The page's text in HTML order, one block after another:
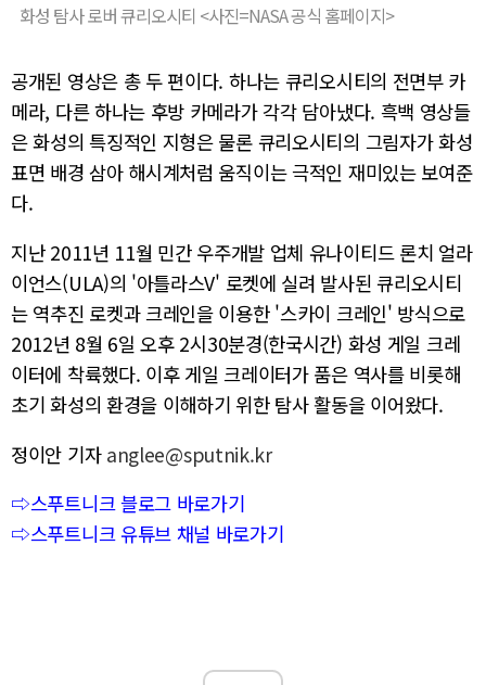
화성 탐사 로버 큐리오시티 <사진=NASA 공식 홈페이지>
공개된 영상은 총 두 편이다. 하나는 큐리오시티의 전면부 카
메라, 다른 하나는 후방 카메라가 각각 담아냈다. 흑백 영상들
은 화성의 특징적인 지형은 물론 큐리오시티의 그림자가 화성
표면 배경 삼아 해시계처럼 움직이는 극적인 재미있는 보여준
다.
지난 2011년 11월 민간 우주개발 업체 유나이티드 론치 얼라
이언스(ULA)의 '아틀라스V' 로켓에 실려 발사된 큐리오시티
는 역추진 로켓과 크레인을 이용한 '스카이 크레인' 방식으로
2012년 8월 6일 오후 2시30분경(한국시간) 화성 게일 크레
이터에 착륙했다. 이후 게일 크레이터가 품은 역사를 비롯해
초기 화성의 환경을 이해하기 위한 탐사 활동을 이어왔다.
정이안 기자 anglee@sputnik.kr
⇨스푸트니크 블로그 바로가기
⇨스푸트니크 유튜브 채널 바로가기